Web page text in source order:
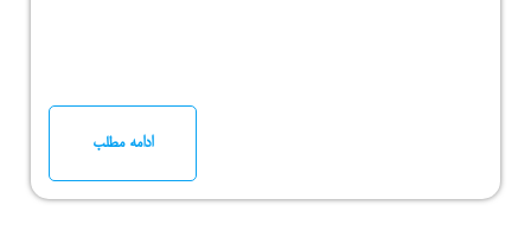
ادامه مطلب